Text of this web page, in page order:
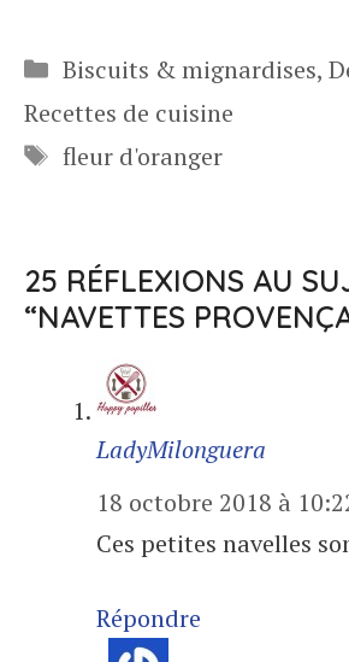
Catégories
Biscuits & mignardises,
Recettes de cuisine
Étiquettes
fleur d'oranger
25 RÉFLEXIONS AU
“NAVETTES
LadyMilonguera
18 octobre 2018 à
Ces petites navelles
Répondre